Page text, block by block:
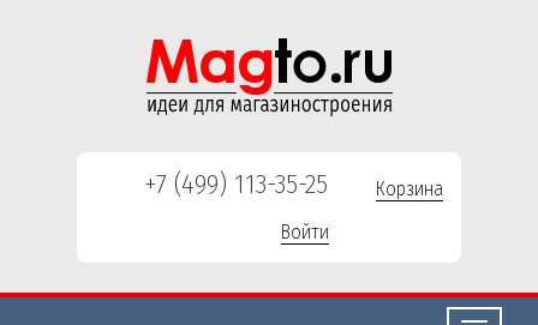
+7 (499) 113-35-25
Корзина
Войти